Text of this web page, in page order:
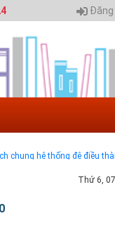
Đăng
2025, Khoa kỹ thuật hạ
thị - Đại học Kiến trúc Hà Nội
thanh toán
dịch vụ
chung hệ thống đê điều
TRỰC TUYẾN - TƯ VẤN
Thứ 6,